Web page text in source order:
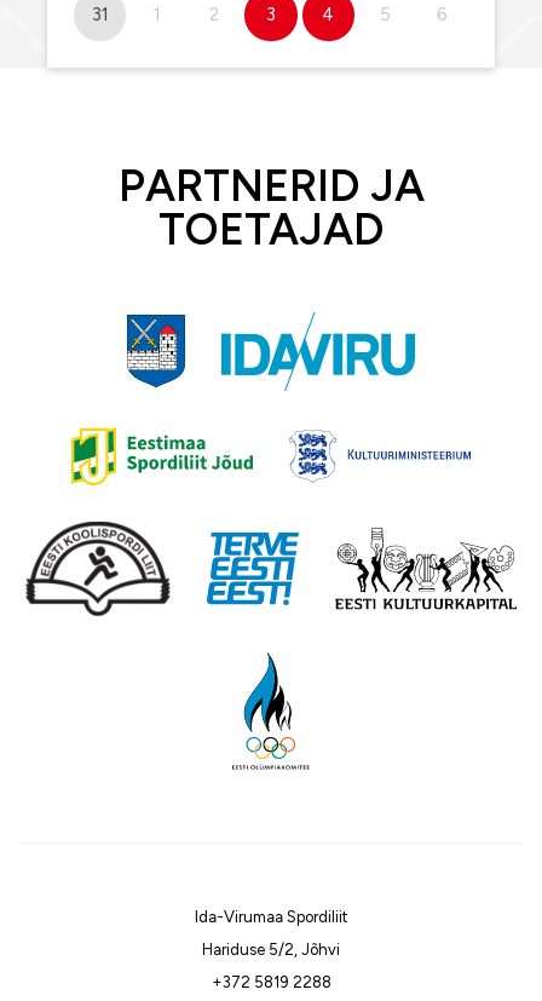
31 1 2 3 4 5 6
PARTNERID JA
TOETAJAD
Ida-Virumaa Spordiliit
Hariduse 5/2, Jõhvi
+372 5819 2288